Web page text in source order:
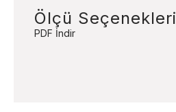
Ölçü Seçenekleri
PDF İndir